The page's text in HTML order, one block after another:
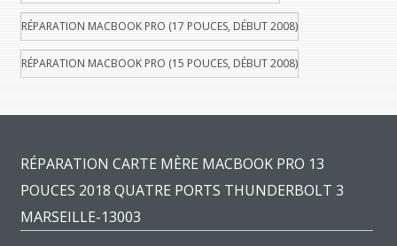
RÉPARATION MACBOOK PRO (17 POUCES, DÉBUT 2008)
RÉPARATION MACBOOK PRO (15 POUCES, DÉBUT 2008)
RÉPARATION CARTE MÈRE MACBOOK PRO 13
POUCES 2018 QUATRE PORTS THUNDERBOLT 3
MARSEILLE-13003